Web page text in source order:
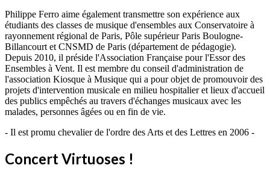
Philippe Ferro aime également transmettre son expérience aux
étudiants des classes de musique d'ensembles aux Conservatoire à
rayonnement régional de Paris, Pôle supérieur Paris Boulogne-
Billancourt et CNSMD de Paris (département de pédagogie).
Depuis 2010, il préside l'Association Française pour l'Essor des
Ensembles à Vent. Il est membre du conseil d'administration de
l'association Kiosque à Musique qui a pour objet de promouvoir des
projets d'intervention musicale en milieu hospitalier et lieux d'accueil
des publics empêchés au travers d'échanges musicaux avec les
malades, personnes âgées ou en fin de vie.
- Il est promu chevalier de l'ordre des Arts et des Lettres en 2006 -
Concert Virtuoses !